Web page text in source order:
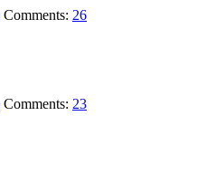
Comments: 26
Comments: 23